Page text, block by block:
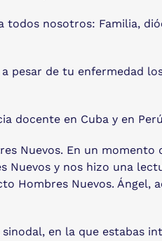
todos nosotros: Familia,
pesar de tu enfermedad
docente en Cuba y en
Nuevos. En un momento
Nuevos y nos hizo una
Hombres Nuevos. Ángel,
en la que estabas